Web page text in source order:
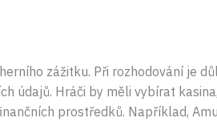
zážitku. Při rozhodování je
údajů. Hráči by měli vybírat
prostředků. Například,